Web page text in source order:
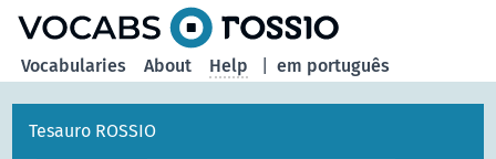
em português
Vocabularies About Help
Tesauro ROSSIO